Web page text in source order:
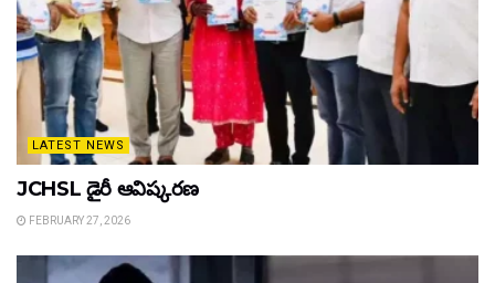
LATEST NEWS
JCHSL డైరీ ఆవిష్కరణ
FEBRUARY 27, 2026